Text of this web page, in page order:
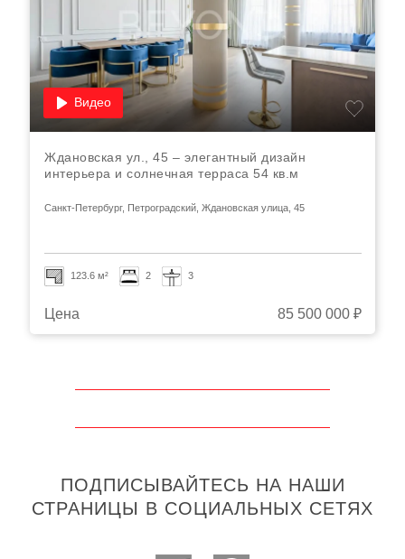
Видео
Ждановская ул., 45 – элегантный дизайн
интерьера и солнечная терраса 54 кв.м
Санкт-Петербург, Петроградский, Ждановская улица, 45
123.6 м² 2 3
Цена 85 500 000 ₽
ПОДПИСЫВАЙТЕСЬ НА НАШИ
СТРАНИЦЫ В СОЦИАЛЬНЫХ СЕТЯХ